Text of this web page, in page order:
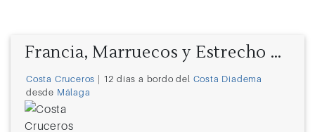
Francia, Marruecos y Estrecho de Gibraltar
Costa Cruceros | 12 días a bordo del Costa Diadema
desde Málaga